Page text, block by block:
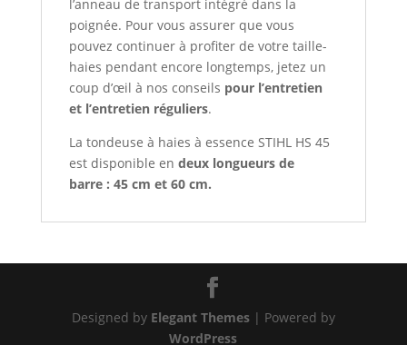
l’anneau de transport intégré dans la
poignée. Pour vous assurer que vous
pouvez continuer à profiter de votre taille-
haies pendant encore longtemps, jetez un
coup d’œil à nos conseils pour l’entretien
et l’entretien réguliers.
La tondeuse à haies à essence STIHL HS 45
est disponible en deux longueurs de
barre : 45 cm et 60 cm.
Designed by Elegant Themes| Powered by
WordPress